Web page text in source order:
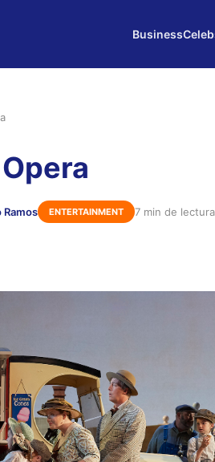
Business
Ramos ENTERTAINMENT 7 min de lectura